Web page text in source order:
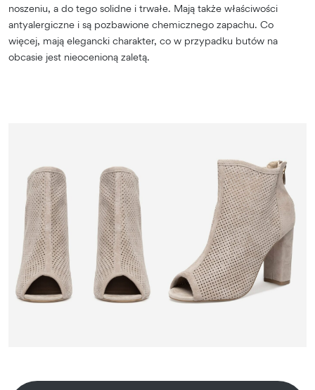
noszeniu, a do tego solidne i trwałe. Mają także właściwości
antyalergiczne i są pozbawione chemicznego zapachu. Co
więcej, mają elegancki charakter, co w przypadku butów na
obcasie jest nieocenioną zaletą.